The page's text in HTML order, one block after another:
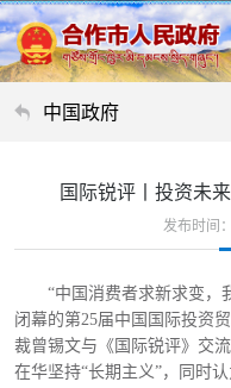
中国政府
国际锐评丨投资未
发布时间
“中国消费者求新求变，
闭幕的第25届中国国际投资
裁曾锡文与《国际锐评》交
在华坚持“长期主义”，同时